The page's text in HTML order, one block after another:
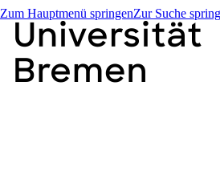
Zum Hauptmenü springenZur Suche